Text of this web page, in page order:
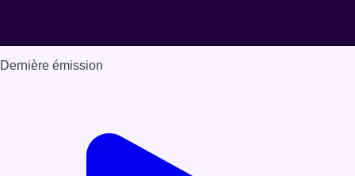
Dernière émission